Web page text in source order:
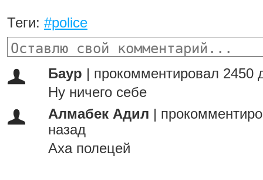
Теги: #police
Баур
прокомментировал 2450
Ну ничего себе
Алмабек Адил
назад
Аха полецей